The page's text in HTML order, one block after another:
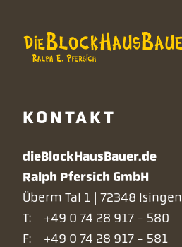
KONTAKT
dieBlockHausBauer.de
Ralph Pfersich GmbH
Überm Tal 1 | 72348 Isingen
T:
+49 0 74 28 917 - 580
F:
+49 0 74 28 917 - 581